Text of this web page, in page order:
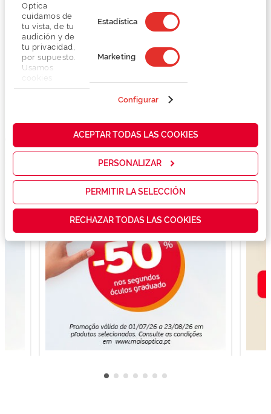
Optica
cuidamos de
tu vista, de tu
audición y de
tu privacidad,
por supuesto.
Usamos
propias y de
cómo mejorar
servicios y
las
que realmente
contenidos
personalizados
para ti gracias
a un perfil
elaborado a
partir de tus
Estadística
Marketing
Configurar
ACEPTAR TODAS LAS COOKIES
PERSONALIZAR
PERMITIR LA SELECCIÓN
RECHAZAR TODAS LAS COOKIES
Promoções Ativas e Informação